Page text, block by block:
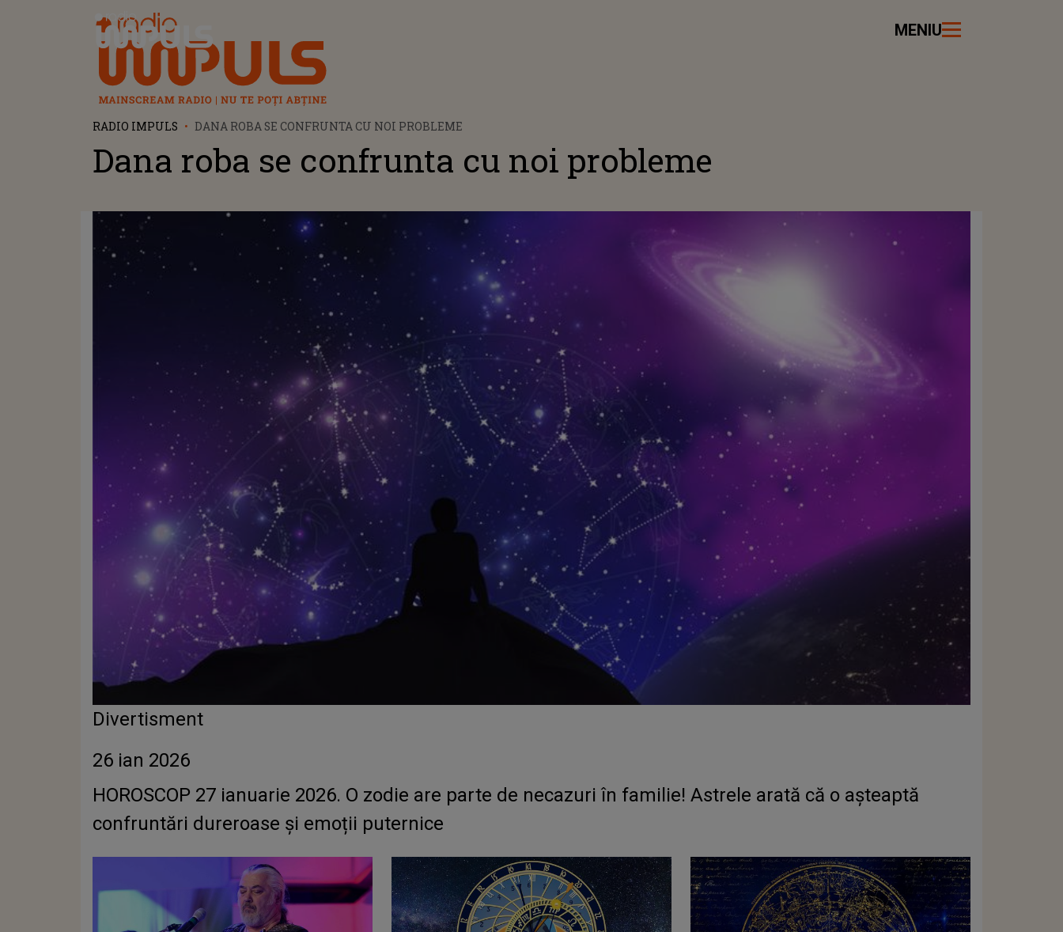
Radio Impuls MENIU
RADIO IMPULS DANA ROBA SE CONFRUNTA CU NOI PROBLEME
Dana roba se confrunta cu noi probleme
Divertisment
26 ian 2026
HOROSCOP 27 ianuarie 2026. O zodie are parte de necazuri în familie! Astrele arată că o așteaptă
confruntări dureroase și emoții puternice